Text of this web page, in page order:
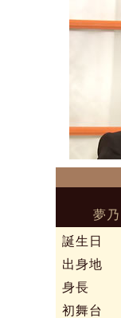
夢
誕生日
出身地
身長
初舞台